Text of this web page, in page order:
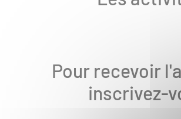
Actualités
Réserver une
Pour recevoir
inscrivez-